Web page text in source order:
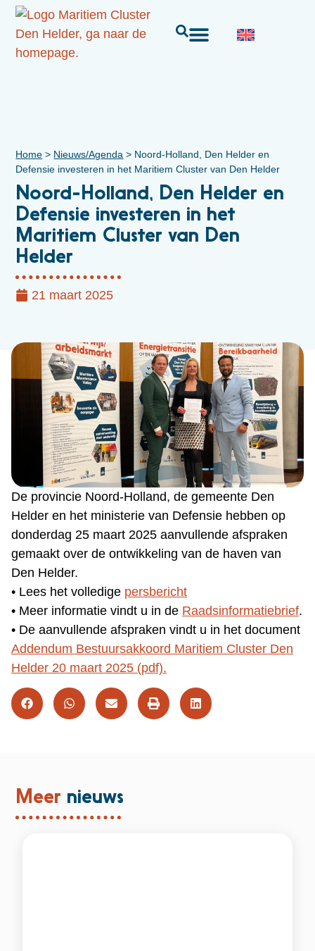
Home > Nieuws/Agenda > Noord-Holland, Den Helder en
Defensie investeren in het Maritiem Cluster van Den Helder
Noord-Holland, Den Helder en
Defensie investeren in het
Maritiem Cluster van Den
Helder
21 maart 2025
De provincie Noord-Holland, de gemeente Den
Helder en het ministerie van Defensie hebben op
donderdag 25 maart 2025 aanvullende afspraken
gemaakt over de ontwikkeling van de haven van
Den Helder.
• Lees het volledige persbericht
• Meer informatie vindt u in de Raadsinformatiebrief.
• De aanvullende afspraken vindt u in het document
Addendum Bestuursakkoord Maritiem Cluster Den
Helder 20 maart 2025 (pdf).
Meer nieuws